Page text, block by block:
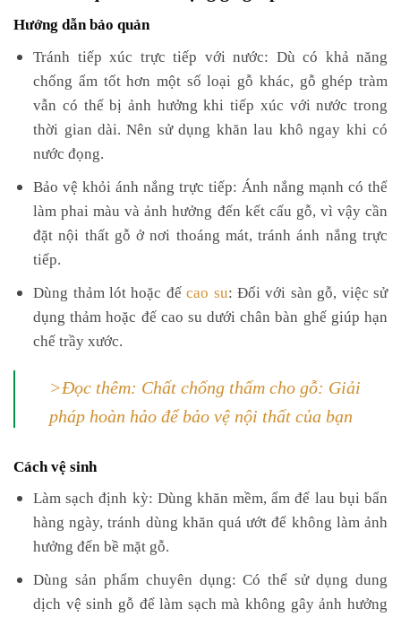
Hướng dẫn bảo quản
Tránh tiếp xúc trực tiếp với nước: Dù có khả năng
chống ẩm tốt hơn một số loại gỗ khác, gỗ ghép tràm
vẫn có thể bị ảnh hưởng khi tiếp xúc với nước trong
thời gian dài. Nên sử dụng khăn lau khô ngay khi có
nước đọng.
Bảo vệ khỏi ánh nắng trực tiếp: Ánh nắng mạnh có thể
làm phai màu và ảnh hưởng đến kết cấu gỗ, vì vậy cần
đặt nội thất gỗ ở nơi thoáng mát, tránh ánh nắng trực
tiếp.
Dùng thảm lót hoặc đếcao su: Đối với sàn gỗ, việc sử
dụng thảm hoặc đế cao su dưới chân bàn ghế giúp hạn
chế trầy xước.
>Đọc thêm: Chất chống thấm cho gỗ: Giải
pháp hoàn hảo để bảo vệ nội thất của bạn
Cách vệ sinh
Làm sạch định kỳ: Dùng khăn mềm, ẩm để lau bụi bẩn
hàng ngày, tránh dùng khăn quá ướt để không làm ảnh
hưởng đến bề mặt gỗ.
Dùng sản phẩm chuyên dụng: Có thể sử dụng dung
dịch vệ sinh gỗ để làm sạch mà không gây ảnh hưởng